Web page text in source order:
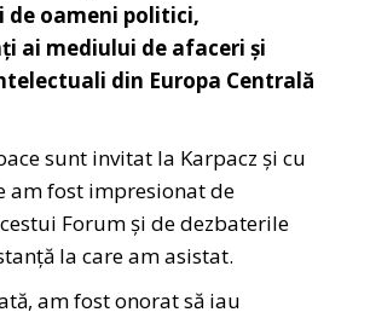
de oameni politici,
ai mediului de afaceri și
din Europa Centrală
sunt invitat la Karpacz și cu
am fost impresionat de
Forum și de dezbaterile
la care am asistat.
am fost onorat să iau